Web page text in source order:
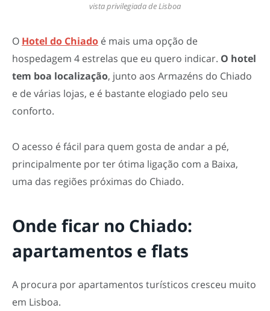
vista privilegiada de Lisboa
O Hotel do Chiado é mais uma opção de
hospedagem 4 estrelas que eu quero indicar. O hotel
tem boa localização, junto aos Armazéns do Chiado
e de várias lojas, e é bastante elogiado pelo seu
conforto.
O acesso é fácil para quem gosta de andar a pé,
principalmente por ter ótima ligação com a Baixa,
uma das regiões próximas do Chiado.
Onde ficar no Chiado:
apartamentos e flats
A procura por apartamentos turísticos cresceu muito
em Lisboa.